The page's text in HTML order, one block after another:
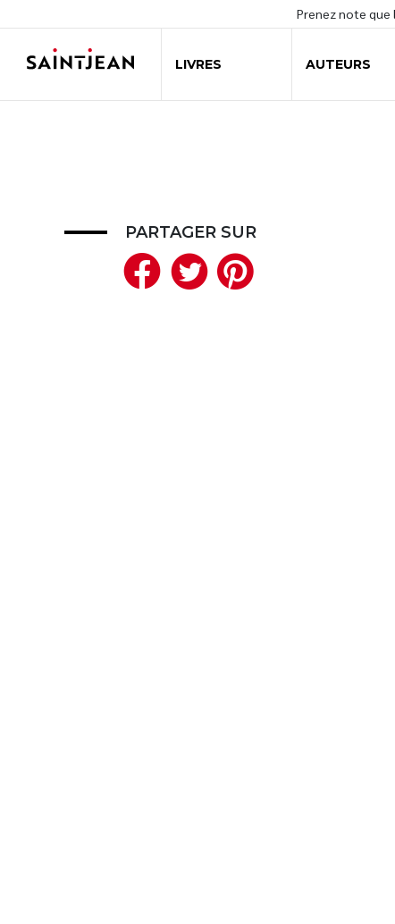
Prenez note que
LIVRES AUTEURS
PARTAGER SUR
Facebook
Twitter